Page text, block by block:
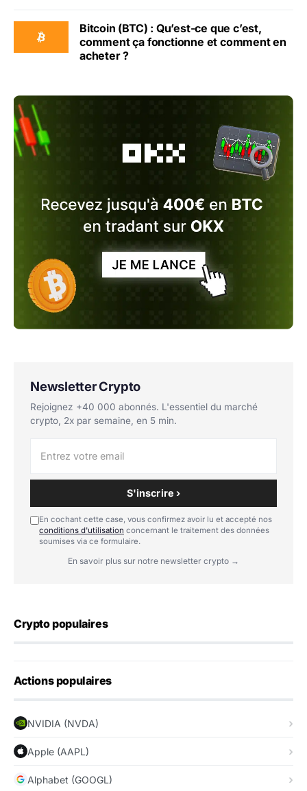
Bitcoin (BTC) : Qu’est-ce que c’est,
comment ça fonctionne et comment en
acheter ?
Newsletter Crypto
Rejoignez +40 000 abonnés. L'essentiel du marché
crypto, 2x par semaine, en 5 min.
S'inscrire ›
En cochant cette case, vous confirmez avoir lu et accepté nos
conditions d'utilisation concernant le traitement des données
soumises via ce formulaire.
En savoir plus sur notre newsletter crypto →
Crypto populaires
Actions populaires
NVIDIA (NVDA)
Apple (AAPL)
Alphabet (GOOGL)